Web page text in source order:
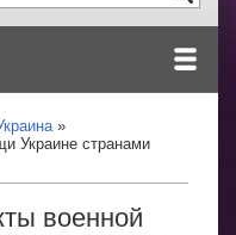
Украине странами
военной